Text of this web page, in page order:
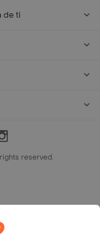
de ti
Instagram
reserved.